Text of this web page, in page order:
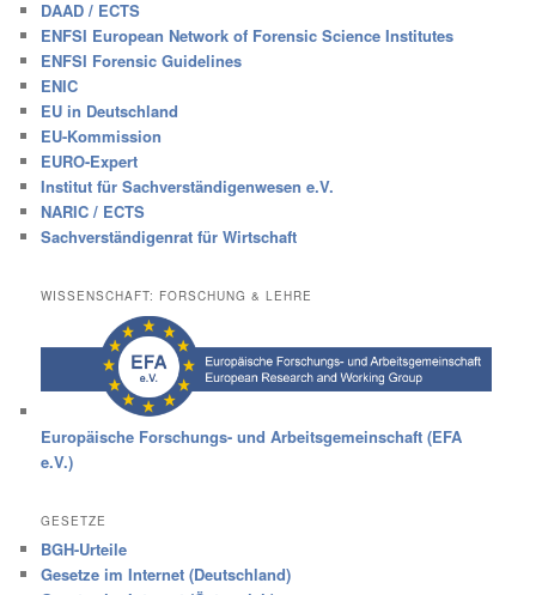
DAAD / ECTS
ENFSI European Network of Forensic Science Institutes
ENFSI Forensic Guidelines
ENIC
EU in Deutschland
EU-Kommission
EURO-Expert
Institut für Sachverständigenwesen e.V.
NARIC / ECTS
Sachverständigenrat für Wirtschaft
WISSENSCHAFT: FORSCHUNG & LEHRE
Europäische Forschungs- und Arbeitsgemeinschaft (EFA
e.V.)
GESETZE
BGH-Urteile
Gesetze im Internet (Deutschland)